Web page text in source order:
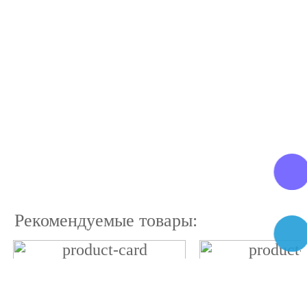
Рекомендуемые товары: